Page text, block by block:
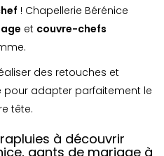
! Chapellerie Bérénice
et couvre-chefs
des retouches et
adapter parfaitement le
tête.
à découvrir
gants de mariage à